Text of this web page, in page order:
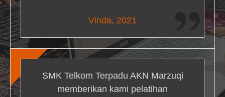
Vinda, 2021
SMK Telkom Terpadu AKN Marzuqi
memberikan kami pelatihan